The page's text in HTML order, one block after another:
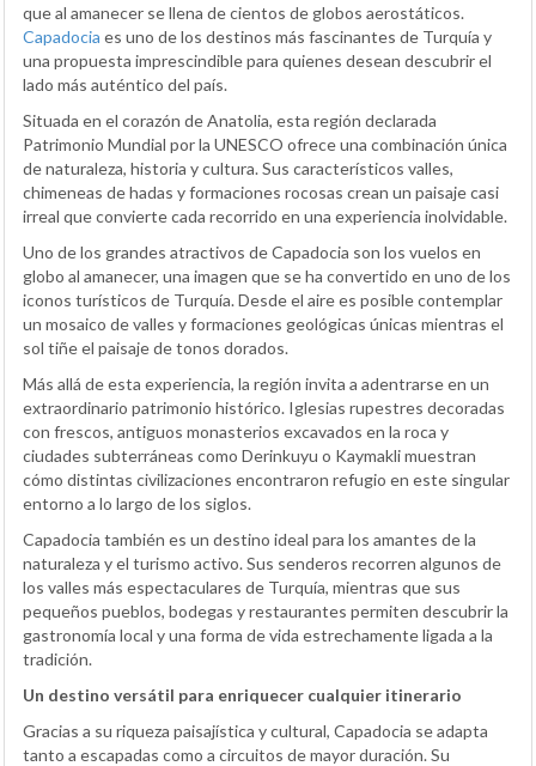
que al amanecer se llena de cientos de globos aerostáticos.
Capadocia es uno de los destinos más fascinantes de Turquía y
una propuesta imprescindible para quienes desean descubrir el
lado más auténtico del país.
Situada en el corazón de Anatolia, esta región declarada
Patrimonio Mundial por la UNESCO ofrece una combinación única
de naturaleza, historia y cultura. Sus característicos valles,
chimeneas de hadas y formaciones rocosas crean un paisaje casi
irreal que convierte cada recorrido en una experiencia inolvidable.
Uno de los grandes atractivos de Capadocia son los vuelos en
globo al amanecer, una imagen que se ha convertido en uno de los
iconos turísticos de Turquía. Desde el aire es posible contemplar
un mosaico de valles y formaciones geológicas únicas mientras el
sol tiñe el paisaje de tonos dorados.
Más allá de esta experiencia, la región invita a adentrarse en un
extraordinario patrimonio histórico. Iglesias rupestres decoradas
con frescos, antiguos monasterios excavados en la roca y
ciudades subterráneas como Derinkuyu o Kaymakli muestran
cómo distintas civilizaciones encontraron refugio en este singular
entorno a lo largo de los siglos.
Capadocia también es un destino ideal para los amantes de la
naturaleza y el turismo activo. Sus senderos recorren algunos de
los valles más espectaculares de Turquía, mientras que sus
pequeños pueblos, bodegas y restaurantes permiten descubrir la
gastronomía local y una forma de vida estrechamente ligada a la
tradición.
Un destino versátil para enriquecer cualquier itinerario
Gracias a su riqueza paisajística y cultural, Capadocia se adapta
tanto a escapadas como a circuitos de mayor duración. Su